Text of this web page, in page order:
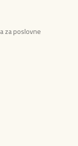
za poslovne